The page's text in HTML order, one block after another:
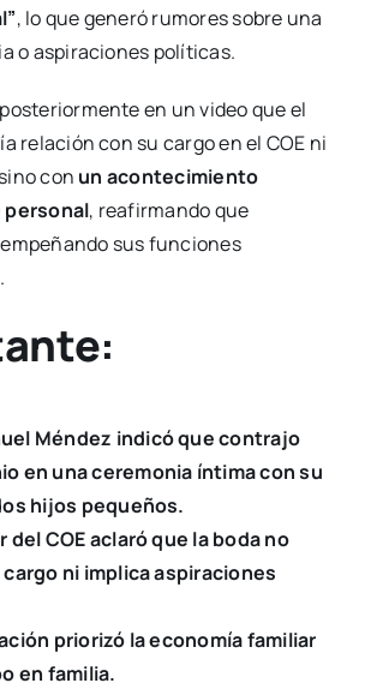
, lo que generó rumores sobre una
o aspiraciones políticas.
en un video que el
relación con su cargo en el COE ni
con un acontecimiento
, reafirmando que
sus funciones
Méndez indicó que contrajo
en una ceremonia íntima con su
hijos pequeños.
del COE aclaró que la boda no
ni implica aspiraciones
priorizó la economía familiar
en familia.